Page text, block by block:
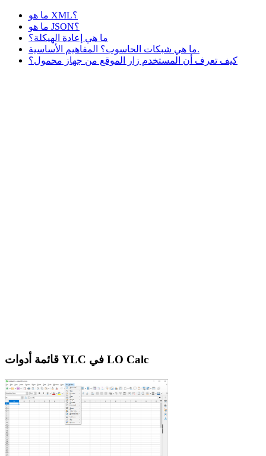
ما هو XML؟
ما هو JSON؟
ما هي إعادة الهيكلة؟
ما هي شبكات الحاسوب؟ المفاهيم الأساسية.
كيف تعرف أن المستخدم زار الموقع من جهاز محمول؟
قائمة أدوات YLC في LO Calc